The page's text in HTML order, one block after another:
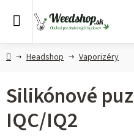
DomovHeadshop Vaporizéry
Silikónové
IQC/IQ2